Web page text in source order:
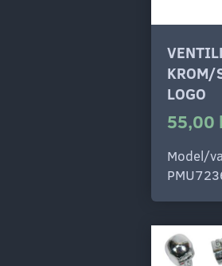
KROM/
LOGO
55,00
Model/